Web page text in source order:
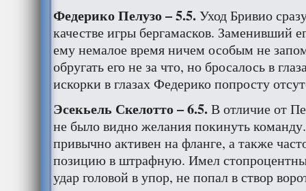
Федерико Пелузо – 5.5.Уход Бривио
качестве игры бергамасков. Заменивший
ему немалое время ничем особым не
обругать его не за что, но бросалось в
искорки в глазах Федерико попросту
Эсекьель Скелотто – 6.5.В отличие от
не было видно желания покинуть
привычно активен на фланге, а также
позицию в штрафную. Имел
удар головой в упор, не попал в створ